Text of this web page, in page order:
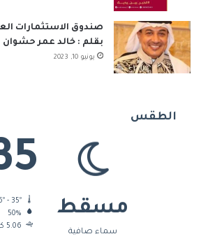
صندوق الاستثمارات
بقلم : خالد عمر حشوان
يونيو 10, 2023
الطقس
مسقط
سماء صافية
50%
5.06 كيلومتر/ساعة